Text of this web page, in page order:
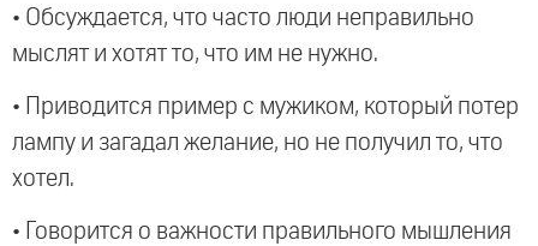
• Обсуждается, что часто люди неправильно
мыслят и хотят то, что им не нужно.
• Приводится пример с мужиком, который потер
лампу и загадал желание, но не получил то, что
хотел.
• Говорится о важности правильного мышления